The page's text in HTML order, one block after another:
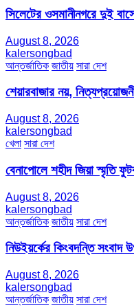
সিলেটের ওসমানীনগরে দুই
August 8, 2026
kalersongbad
আন্তর্জাতিক জাতীয় সারা দেশ
শেয়ারবাজার নয়,
August 8, 2026
kalersongbad
খেলা সারা দেশ
বেনাপোলে শহীদ জিয়া স্মৃতি
August 8, 2026
kalersongbad
আন্তর্জাতিক জাতীয় সারা দেশ
নিউইয়র্কের কিংবদন্তি
August 8, 2026
kalersongbad
আন্তর্জাতিক জাতীয় সারা দেশ